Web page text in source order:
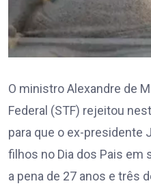
O ministro Alexandre de
Federal (STF) rejeitou
para que o ex-presidente
filhos no Dia dos Pais em
a pena de 27 anos e três